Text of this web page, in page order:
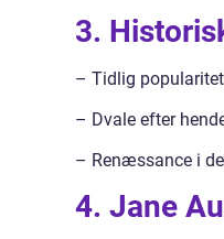
3.
– Tidlig
– Dvale efter
– Renæssance i
4. Jane